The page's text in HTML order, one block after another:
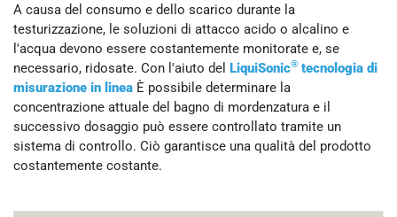
A causa del consumo e dello scarico durante la
testurizzazione, le soluzioni di attacco acido o alcalino e
l'acqua devono essere costantemente monitorate e, se
necessario, ridosate. Con l'aiuto del LiquiSonic® tecnologia di
misurazione in linea È possibile determinare la
concentrazione attuale del bagno di mordenzatura e il
successivo dosaggio può essere controllato tramite un
sistema di controllo. Ciò garantisce una qualità del prodotto
costantemente costante.